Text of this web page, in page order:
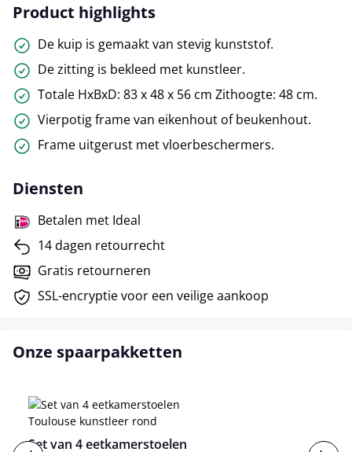
Product highlights
De kuip is gemaakt van stevig kunststof.
De zitting is bekleed met kunstleer.
Totale HxBxD: 83 x 48 x 56 cm Zithoogte: 48 cm.
Vierpotig frame van eikenhout of beukenhout.
Frame uitgerust met vloerbeschermers.
Diensten
Betalen met Ideal
14 dagen retourrecht
Gratis retourneren
SSL-encryptie voor een veilige aankoop
Onze spaarpakketten
Set van 4 eetkamerstoelen